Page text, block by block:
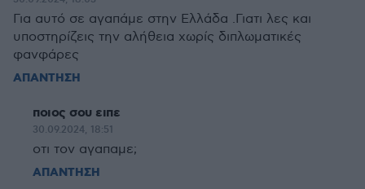
Για αυτό σε αγαπάμε στην Ελλάδα .Γιατι λες και
υποστηρίζεις την αλήθεια χωρίς διπλωματικές
φανφάρες
ΑΠΑΝΤΗΣΗ
ποιος σου ειπε
30.09.2024, 18:51
οτι τον αγαπαμε;
ΑΠΑΝΤΗΣΗ